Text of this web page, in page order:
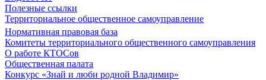
Полезные ссылки
Территориальное общественное самоуправление
Нормативная правовая база
Комитеты территориального общественного самоуправления
О работе КТОСов
Общественная палата
Конкурс «Знай и люби родной Владимир»